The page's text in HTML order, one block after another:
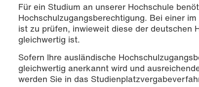
Für ein Studium an unserer Hochschule
Hochschulzugangsberechtigung. Bei einer
ist zu prüfen, inwieweit diese der deutschen
gleichwertig ist.
Sofern Ihre ausländische
gleichwertig anerkannt wird und
werden Sie in das